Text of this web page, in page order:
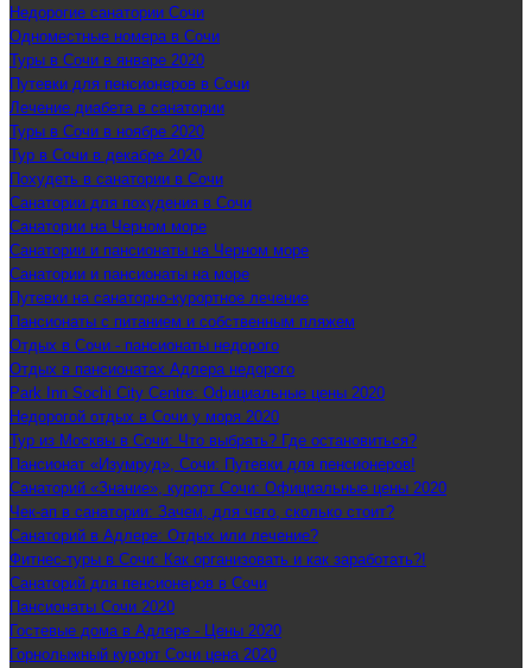
Недорогие санатории Сочи
Одноместные номера в Сочи
Туры в Сочи в январе 2020
Путевки для пенсионеров в Сочи
Лечение диабета в санатории
Туры в Сочи в ноябре 2020
Тур в Сочи в декабре 2020
Похудеть в санатории в Сочи
Санатории для похудения в Сочи
Санатории на Черном море
Санатории и пансионаты на Черном море
Санатории и пансионаты на море
Путевки на санаторно-курортное лечение
Пансионаты с питанием и собственным пляжем
Отдых в Сочи - пансионаты недорого
Отдых в пансионатах Адлера недорого
Park Inn Sochi City Centre: Официальные цены 2020
Недорогой отдых в Сочи у моря 2020
Тур из Москвы в Сочи: Что выбрать? Где остановиться?
Пансионат «Изумруд», Сочи: Путевки для пенсионеров!
Санаторий «Знание», курорт Сочи: Официальные цены 2020
Чек-ап в санатории: Зачем, для чего, сколько стоит?
Санаторий в Адлере: Отдых или лечение?
Фитнес-туры в Сочи: Как организовать и как заработать?!
Санаторий для пенсионеров в Сочи
Пансионаты Сочи 2020
Гостевые дома в Адлере - Цены 2020
Горнолыжный курорт Сочи цена 2020